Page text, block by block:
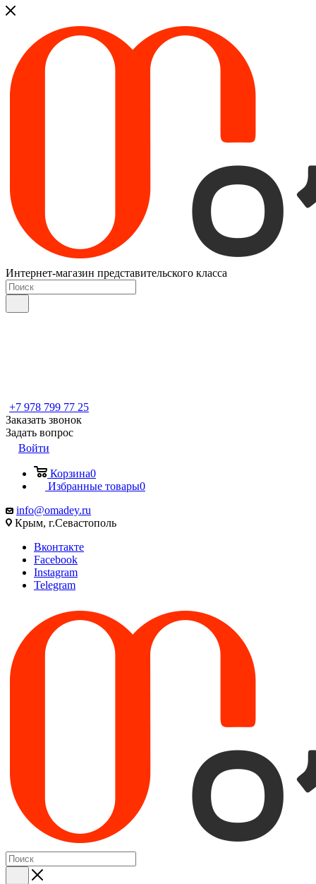
Интернет-магазин представительского класса
+7 978 799 77 25
Заказать звонок
Задать вопрос
Войти
Корзина0
Избранные товары0
info@omadey.ru
Крым, г.Севастополь
Вконтакте
Facebook
Instagram
Telegram